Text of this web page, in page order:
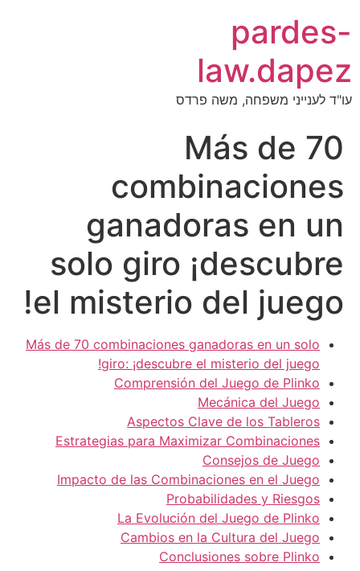
pardes-
law.dapez
עו"ד לענייני משפחה, משה פרדס
Más de 70
combinaciones
ganadoras en un
solo giro ¡descubre
el misterio del juego!
Más de 70 combinaciones ganadoras en un solo
giro: ¡descubre el misterio del juego!
Comprensión del Juego de Plinko
Mecánica del Juego
Aspectos Clave de los Tableros
Estrategias para Maximizar Combinaciones
Consejos de Juego
Impacto de las Combinaciones en el Juego
Probabilidades y Riesgos
La Evolución del Juego de Plinko
Cambios en la Cultura del Juego
Conclusiones sobre Plinko